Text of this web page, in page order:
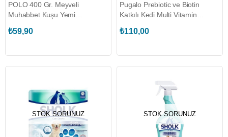
POLO 400 Gr. Meyveli
Muhabbet Kuşu Yemi
₺59,90
Pugalo Prebiotic ve Biotin
Katkılı Kedi Multi Vitamin
₺110,00
STOK SORUNUZ STOK SORUNUZ